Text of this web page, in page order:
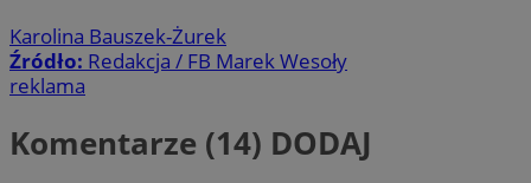
Karolina Bauszek-Żurek
Źródło: Redakcja / FB Marek Wesoły
reklama
Komentarze (14) DODAJ